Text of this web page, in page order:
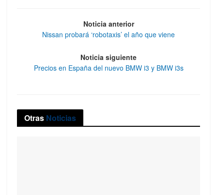
Noticia anterior
Nissan probará ‘robotaxis’ el año que viene
Noticia siguiente
Precios en España del nuevo BMW i3 y BMW i3s
Otras Noticias